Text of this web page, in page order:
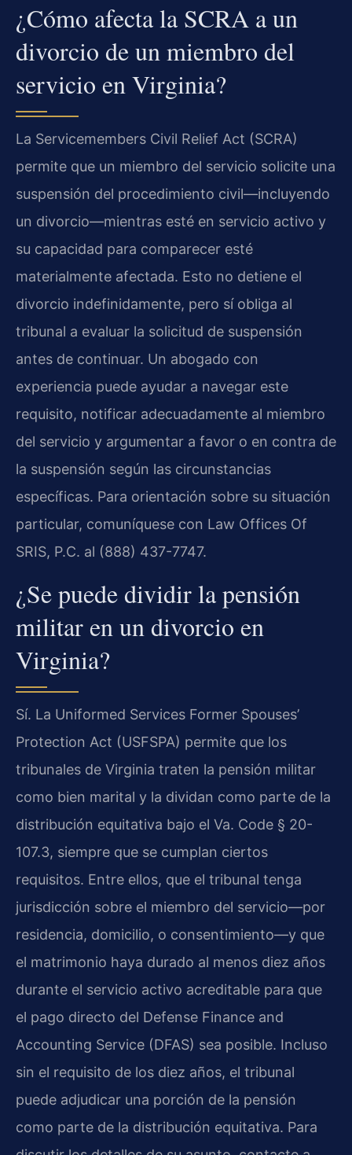
¿Cómo afecta la SCRA a un
divorcio de un miembro del
servicio en Virginia?
La Servicemembers Civil Relief Act (SCRA)
permite que un miembro del servicio solicite una
suspensión del procedimiento civil—incluyendo
un divorcio—mientras esté en servicio activo y
su capacidad para comparecer esté
materialmente afectada. Esto no detiene el
divorcio indefinidamente, pero sí obliga al
tribunal a evaluar la solicitud de suspensión
antes de continuar. Un abogado con
experiencia puede ayudar a navegar este
requisito, notificar adecuadamente al miembro
del servicio y argumentar a favor o en contra de
la suspensión según las circunstancias
específicas. Para orientación sobre su situación
particular, comuníquese con Law Offices Of
SRIS, P.C. al (888) 437-7747.
¿Se puede dividir la pensión
militar en un divorcio en
Virginia?
Sí. La Uniformed Services Former Spouses’
Protection Act (USFSPA) permite que los
tribunales de Virginia traten la pensión militar
como bien marital y la dividan como parte de la
distribución equitativa bajo el Va. Code § 20-
107.3, siempre que se cumplan ciertos
requisitos. Entre ellos, que el tribunal tenga
jurisdicción sobre el miembro del servicio—por
residencia, domicilio, o consentimiento—y que
el matrimonio haya durado al menos diez años
durante el servicio activo acreditable para que
el pago directo del Defense Finance and
Accounting Service (DFAS) sea posible. Incluso
sin el requisito de los diez años, el tribunal
puede adjudicar una porción de la pensión
como parte de la distribución equitativa. Para